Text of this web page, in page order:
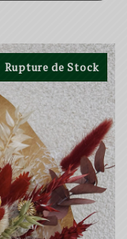
15.00€
à
49.00€
Rupture de Stock